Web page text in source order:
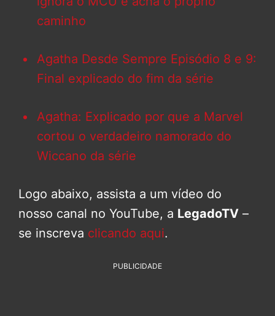
caminho
Agatha Desde Sempre Episódio 8 e 9:
Final explicado do fim da série
Agatha: Explicado por que a Marvel
cortou o verdadeiro namorado do
Wiccano da série
Logo abaixo, assista a um vídeo do
nosso canal no YouTube, a LegadoTV –
se inscreva clicando aqui.
PUBLICIDADE